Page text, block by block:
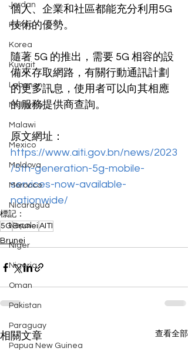
Jordan
Kenya
Korea
Kuwait
Lebanon
Malaysia
Malawi
Mexico
Moldova
Morocco
Nicaragua
Nepal
Niger
Nigeria
Oman
Pakistan
Paraguay
Papua New Guinea
個人、企業和社區都能充分利用5G
技術的優勢。
隨著 5G 的推出，需要 5G 相容的設
備來存取網路，有關行動通訊計劃
的更多訊息，使用者可以向其相應
的服務提供商查詢。
原文網址：
https://www.aiti.gov.bn/news/2023
/5th-generation-5g-mobile-
services-now-available-
nationwide/
標記：
5GBrunei AITI
Brunei
相關文章 查看全部